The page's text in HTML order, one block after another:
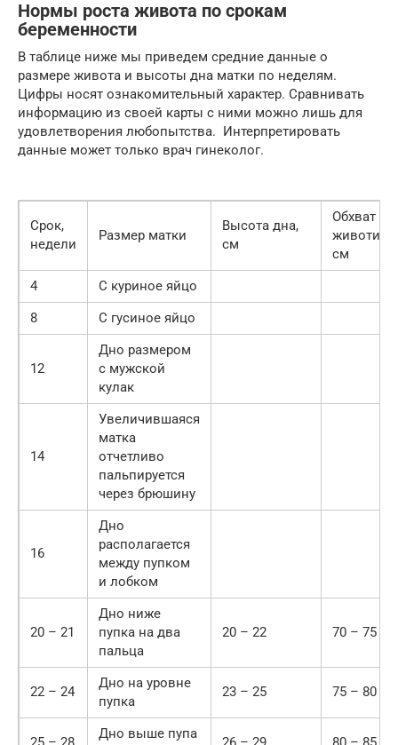
Нормы роста живота по срокам
беременности
В таблице ниже мы приведем средние данные о
размере живота и высоты дна матки по неделям.
Цифры носят ознакомительный характер. Сравнивать
информацию из своей карты с ними можно лишь для
удовлетворения любопытства. Интерпретировать
данные может только врач гинеколог.
Срок,
недели
Размер матки
Высота дна,
см
Обхват
животика,
см
4
С куриное яйцо
8
С гусиное яйцо
12
Дно размером
с мужской
кулак
14
Увеличившаяся
матка
отчетливо
пальпируется
через брюшину
16
Дно
располагается
между пупком
и лобком
20 – 21
Дно ниже
пупка на два
пальца
20 – 22 70 – 75
22 – 24
Дно на уровне
пупка
23 – 25 75 – 80
Дно выше пупа